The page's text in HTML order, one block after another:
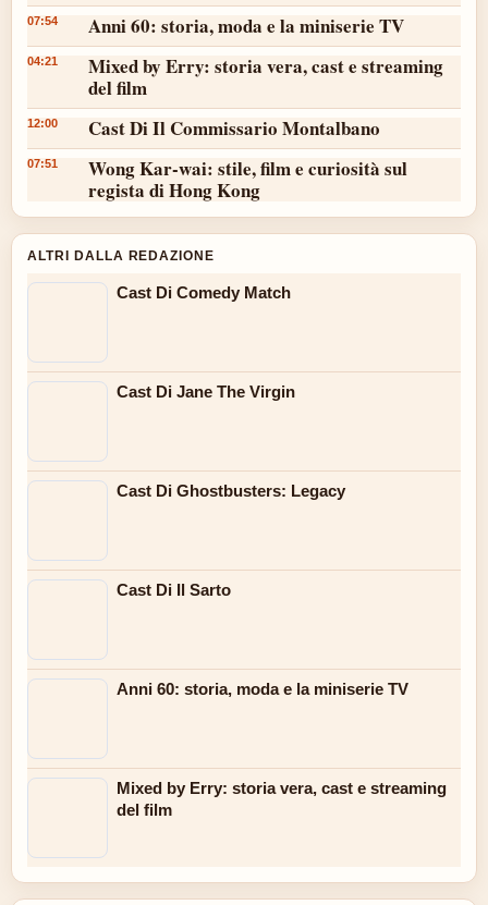
07:54 Anni 60: storia, moda e la miniserie TV
04:21
Mixed by Erry: storia vera, cast e streaming
del film
12:00 Cast Di Il Commissario Montalbano
07:51
Wong Kar-wai: stile, film e curiosità sul
regista di Hong Kong
ALTRI DALLA REDAZIONE
Cast Di Comedy Match
Cast Di Jane The Virgin
Cast Di Ghostbusters: Legacy
Cast Di Il Sarto
Anni 60: storia, moda e la miniserie TV
Mixed by Erry: storia vera, cast e streaming
del film